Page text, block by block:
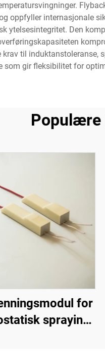
oppfyller internasjonale
ytelsesintegritet. Den
til
som gir fleksibilitet for
Populære
for
spraying